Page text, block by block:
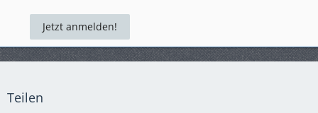
Jetzt anmelden!
Teilen